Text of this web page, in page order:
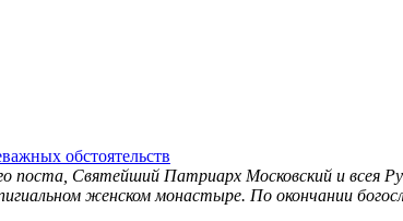
обстоятельств
поста, Святейший Патриарх Московский и всея
женском монастыре. По окончании